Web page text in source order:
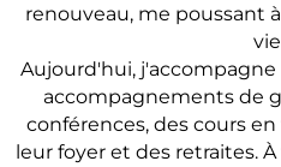
renouveau, me poussant
Aujourd'hui, j'accompagne
accompagnements de
conférences, des cours
leur foyer et des retraites.